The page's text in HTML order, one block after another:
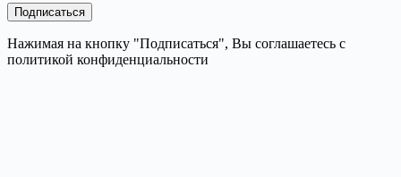
Нажимая на кнопку "Подписаться", Вы соглашаетесь с
политикой конфиденциальности